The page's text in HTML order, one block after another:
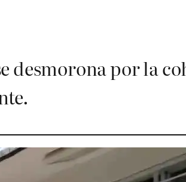
desmorona por la